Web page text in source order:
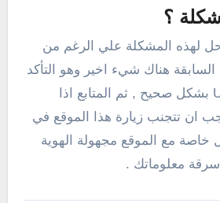
؟
لهذه المشكلة علي الرغم من
السابقة هناك شيء اخير وهو التأكد
من كتابة الرابط URL بشكل صحيح , ثم المتابع اذا
ان تتجنب زيارة هذا الموقع في
خاصة مع الموقع مجهولة الهوية
معلوماتك .